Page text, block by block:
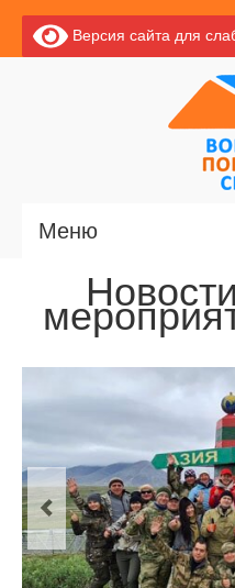
Версия сайта для
Меню
Главная
Новости
Экскурсии по Воркуте
Базы отдыха
О центре
Документы